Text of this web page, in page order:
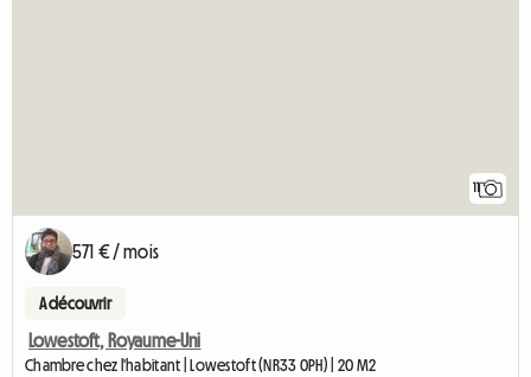
11
571 € / mois
A découvrir
Lowestoft, Royaume-Uni
Chambre chez l'habitant | Lowestoft (NR33 0PH) | 20 M2